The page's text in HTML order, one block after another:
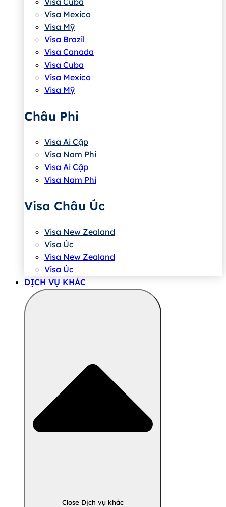
Visa Mexico
Visa Mỹ
Visa Brazil
Visa Canada
Visa Cuba
Visa Mexico
Visa Mỹ
Châu Phi
Visa Ai Cập
Visa Nam Phi
Visa Ai Cập
Visa Nam Phi
Visa Châu Úc
Visa New Zealand
Visa Úc
Visa New Zealand
Visa Úc
DỊCH VỤ KHÁC
Close Dịch vụ khác